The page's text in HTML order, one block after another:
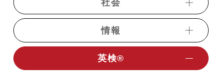
・《ベリトレ》GENIUS動画英単語2200【穴埋
めテスト編】
・《ベリトレ》GENIUS 動画英熟語1000
・《ベリトレ》動画英文法2700
・英文法の神【入門編】
・初歩からの「トレーニング数学Ａ」
・数学α講座ⅡＢ
・数学α講座C
・初歩からの「トレーニング数学Ⅱ」
・すいすい現代文【入門編】
・レベルアップ現代文
・決戦現代文
・共通テスト現代文過去問演習
・物理基礎講義
・物理【新課程対応パッケージ】
・Basic物理（演習編）
・二次私大物理演習（基礎〜標準編）
社会
・歴史総合
・共通テスト歴史総合過去問演習
・日本史講義
情報
・共通テスト対策情報演習
英検®︎